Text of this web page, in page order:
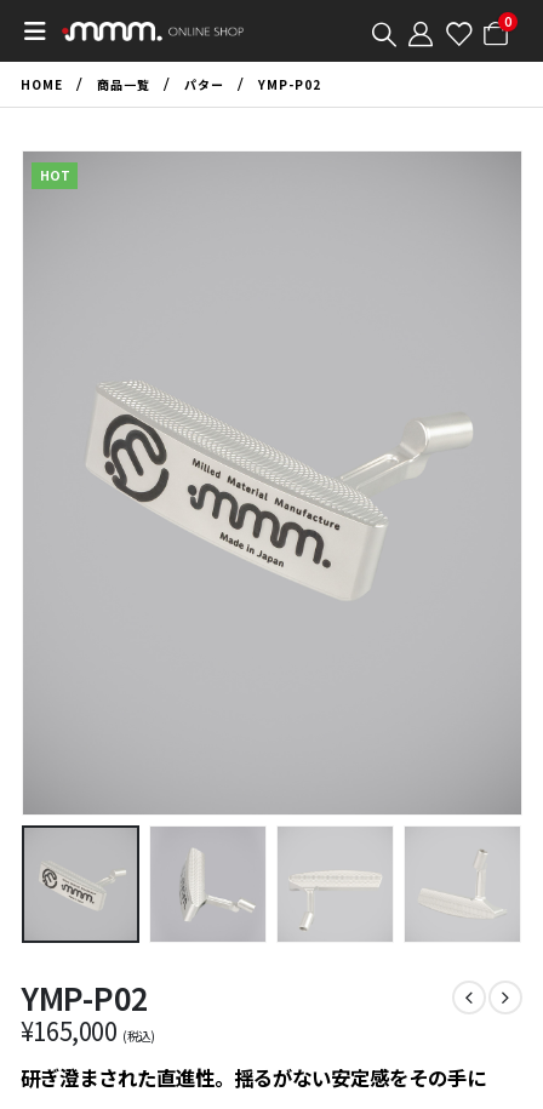
0
HOME 商品一覧 パター YMP-P02
HOT
YMP-P02
¥165,000 (税込)
研ぎ澄まされた直進性。揺るがない安定感をその手に